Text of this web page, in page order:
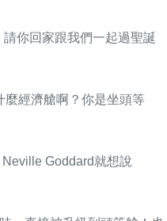
你回家跟我們一起過聖誕
經濟艙啊？你是坐頭等
Goddard就想說